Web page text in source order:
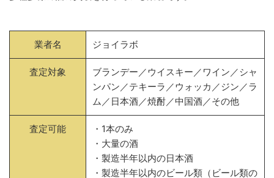
業者名 ジョイラボ
査定対象
ブランデー／ウイスキー／ワイン／シャ
ンパン／テキーラ／ウォッカ／ジン／ラ
ム／日本酒／焼酎／中国酒／その他
査定可能
・1本のみ
・大量の酒
・製造半年以内の日本酒
・製造半年以内のビール類（ビール類の